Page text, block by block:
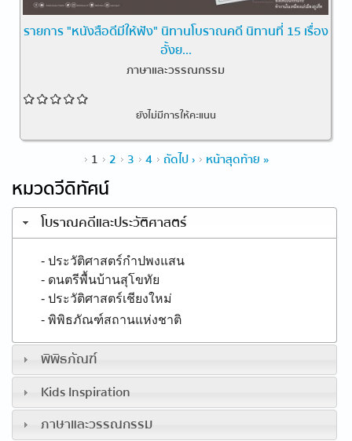
รายการ "หนังสือดีมีให้ฟัง" นิทานโบราณคดี นิทานที่ 15 เรื่อง
อั้งย...
ภาษาและวรรณกรรม
ยังไม่มีการให้คะแนน
1 2 3 4 ถัดไป › หน้าสุดท้าย »
หมวดวีดิทัศน์
โบราณคดีและประวัติศาสตร์
- ประวัติศาสตร์กำปพงแสน
- ดนตรีพื้นบ้านสุโขทัย
- ประวัติศาสตร์เชียงใหม่
- พิพิธภัณฑ์สถานแห่งชาติ
พิพิธภัณฑ์
Kids Inspiration
ภาษาและวรรณกรรม